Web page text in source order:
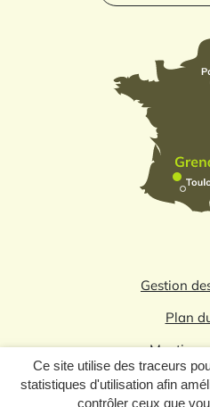
Ce site utilise des traceurs
statistiques d'utilisation afin
contrôler ceux que
Gestion
Plan
Mentions
Politique de